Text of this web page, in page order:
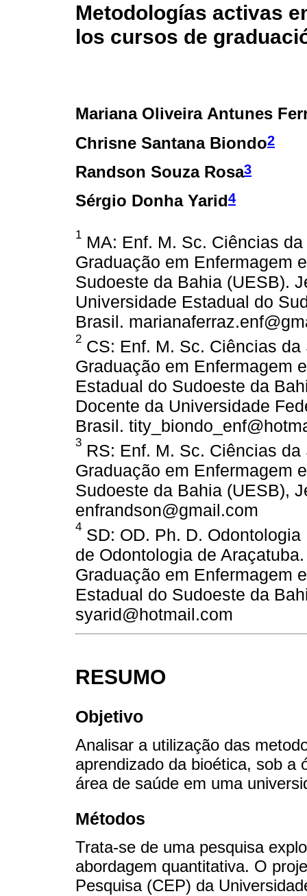
Metodologías activas
los cursos de
Mariana Oliveira Antunes
Chrisne Santana Biondo2
Randson Souza Rosa3
Sérgio Donha Yarid4
1 MA: Enf. M. Sc. Ciências
Graduação em Enfermagem
Sudoeste da Bahia (UESB).
Universidade Estadual do
Brasil.
2 CS: Enf. M. Sc. Ciências
Graduação em Enfermagem
Estadual do Sudoeste da
Docente da Universidade
Brasil.
3 RS: Enf. M. Sc. Ciências
Graduação em Enfermagem
Sudoeste da Bahia (UESB),
enfrandson@gmail.com
4 SD: OD. Ph. D.
de Odontologia de
Graduação em Enfermagem
Estadual do Sudoeste da
syarid@hotmail.com
RESUMO
Objetivo
Analisar a utilização das
aprendizado da bioética, sob a
área de saúde em uma
Métodos
Trata-se de uma pesquisa
abordagem quantitativa. O
Pesquisa (CEP) da